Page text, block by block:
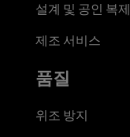
설계 및 공인 복제
제조 서비스
품질
위조 방지